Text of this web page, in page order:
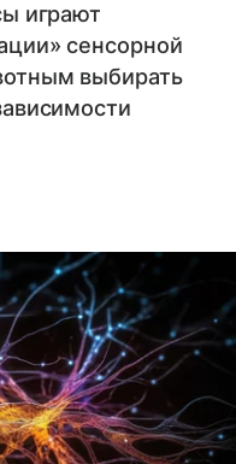
играют
сенсорной
выбирать